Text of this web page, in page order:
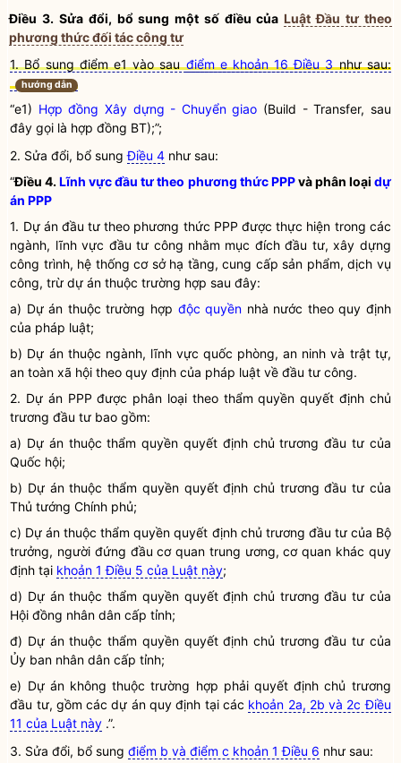
Điều 3. Sửa đổi, bổ sung một số điều củaLuật Đầu tư theo
phương thức đối tác công tư
1. Bổ sung điểm e1 vào sauđiểm e khoản 16 Điều 3như sau:
hướng dẫn
“e1) Hợp đồng Xây dựng - Chuyển giao (Build - Transfer, sau
đây gọi là hợp đồng BT);”;
2. Sửa đổi, bổ sungĐiều 4 như sau:
“Điều 4.Lĩnh vực đầu tư theo phương thức PPPvà phân loại dự
án PPP
1. Dự án đầu tư theo phương thức PPP được thực hiện trong các
ngành, lĩnh vực đầu tư công nhằm mục đích đầu tư, xây dựng
công trình, hệ thống cơ sở hạ tầng, cung cấp sản phẩm, dịch vụ
công, trừ dự án thuộc trường hợp sau đây:
a) Dự án thuộc trường hợp độc quyền nhà nước theo quy định
của pháp luật;
b) Dự án thuộc ngành, lĩnh vực quốc phòng, an ninh và trật tự,
an toàn xã hội theo quy định của pháp luật về đầu tư công.
2. Dự án PPP được phân loại theo thẩmquyền quyết định chủ
trương đầu tư bao gồm:
a) Dự án thuộc thẩmquyền quyết định chủ trương đầu tư của
Quốc hội;
b) Dự án thuộc thẩm quyềnquyết định chủ trương đầu tư của
Thủ tướng Chính phủ;
c) Dự án thuộc thẩmquyền quyết định chủ trương đầu tư của Bộ
trưởng, người đứng đầu cơ quan trung ương, cơ quan khác quy
định tại khoản 1 Điều 5 của Luật này;
d) Dự án thuộc thẩm quyềnquyết định chủ trương đầu tư của
Hội đồng nhân dân cấp tỉnh;
đ) Dự án thuộc thẩm quyềnquyết định chủ trương đầu tư của
Ủy ban nhân dân cấp tỉnh;
e) Dự án không thuộc trường hợp phải quyết định chủ trương
đầu tư, gồm các dự án quy định tại các khoản 2a, 2b và 2c Điều
11 của Luật này .”.
3. Sửa đổi, bổ sungđiểm b và điểm c khoản 1 Điều 6 như sau: